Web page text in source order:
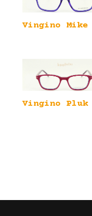
Vingino Mike
Vingino Pluk